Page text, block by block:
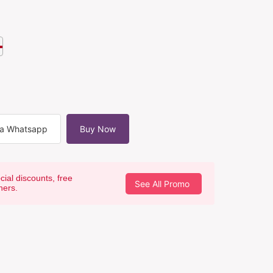
Whatsapp Buy Now
discounts, free
See All Promo